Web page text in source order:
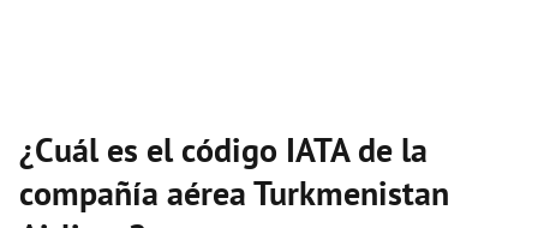
¿Cuál es el código IATA de la
compañía aérea Turkmenistan